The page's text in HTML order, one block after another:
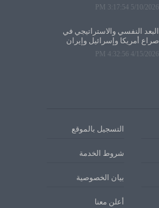
5/10/2026 3:17:54 PM
البعد النفسي والاستراتيجي في
صراع أمريكا وإسرائيل وإيران
4/15/2026 4:32:56 PM
التسجيل بالموقع
شروط الخدمة
بيان الخصوصية
أعلن معنا